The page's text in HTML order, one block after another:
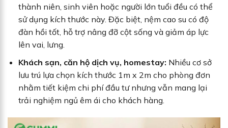
thành niên, sinh viên hoặc người lớn tuổi đều có thể
sử dụng kích thước này. Đặc biệt, nệm cao su có độ
đàn hồi tốt, hỗ trợ nâng đỡ cột sống và giảm áp lực
lên vai, lưng.
Khách sạn, căn hộ dịch vụ, homestay: Nhiều cơ sở
lưu trú lựa chọn kích thước 1m x 2m cho phòng đơn
nhằm tiết kiệm chi phí đầu tư nhưng vẫn mang lại
trải nghiệm ngủ êm ái cho khách hàng.